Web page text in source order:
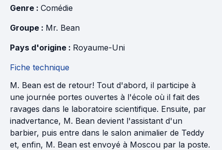
Genre : Comédie
Groupe : Mr. Bean
Pays d'origine : Royaume-Uni
Fiche technique
M. Bean est de retour! Tout d'abord, il participe à
une journée portes ouvertes à l'école où il fait des
ravages dans le laboratoire scientifique. Ensuite, par
inadvertance, M. Bean devient l'assistant d'un
barbier, puis entre dans le salon animalier de Teddy
et, enfin, M. Bean est envoyé à Moscou par la poste.